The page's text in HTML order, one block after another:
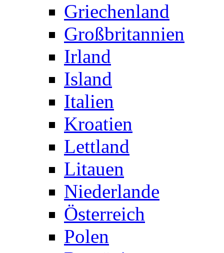
Griechenland
Großbritannien
Irland
Island
Italien
Kroatien
Lettland
Litauen
Niederlande
Österreich
Polen